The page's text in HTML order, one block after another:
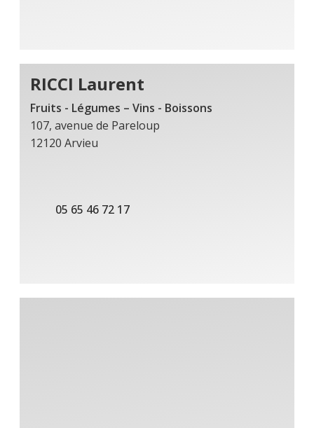
RICCI Laurent
Fruits - Légumes – Vins - Boissons
107, avenue de Pareloup
12120 Arvieu
05 65 46 72 17